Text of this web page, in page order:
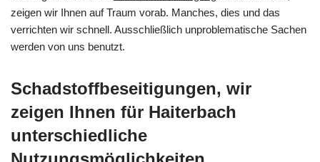
zeigen wir Ihnen auf Traum vorab. Manches, dies und das
verrichten wir schnell. Ausschließlich unproblematische Sachen
werden von uns benutzt.
Schadstoffbeseitigungen, wir
zeigen Ihnen für Haiterbach
unterschiedliche